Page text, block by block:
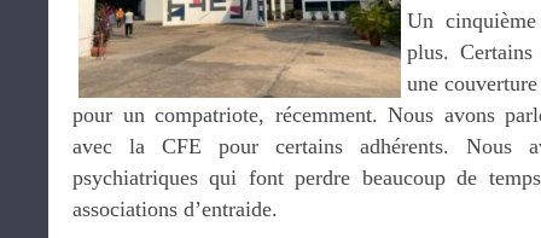
Un
plus. Certains
une
pour un compatriote, récemment. Nous avons
avec la CFE pour certains adhérents. Nous
psychiatriques qui font perdre beaucoup de
associations d’entraide.